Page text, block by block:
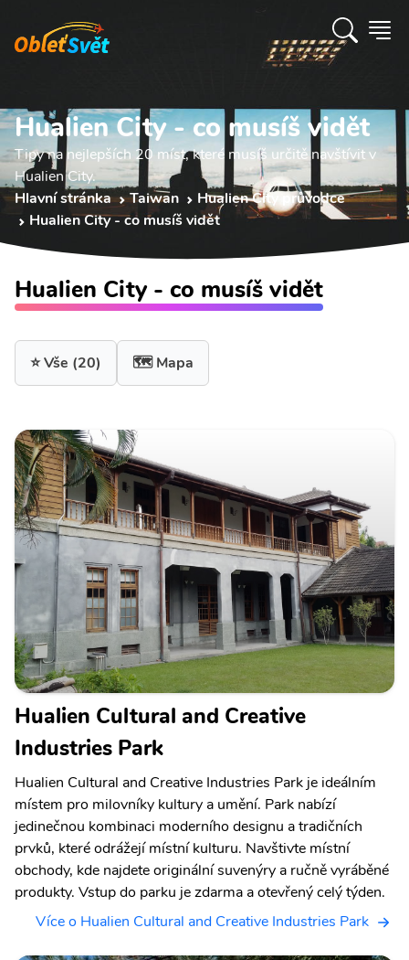
Hualien City - co musíš vidět
Tipy na nejlepších 20 míst, které musíš určitě navštívit v
Hualien City.
Hlavní stránka
Taiwan
Hualien City průvodce
Hualien City - co musíš vidět
Hualien City - co musíš vidět
⭐ Vše (20) 🗺️ Mapa
Hualien Cultural and Creative
Industries Park
Hualien Cultural and Creative Industries Park je ideálním
místem pro milovníky kultury a umění. Park nabízí
jedinečnou kombinaci moderního designu a tradičních
prvků, které odrážejí místní kulturu. Navštivte místní
obchody, kde najdete originální suvenýry a ručně vyráběné
produkty. Vstup do parku je zdarma a otevřený celý týden.
Více o Hualien Cultural and Creative Industries Park